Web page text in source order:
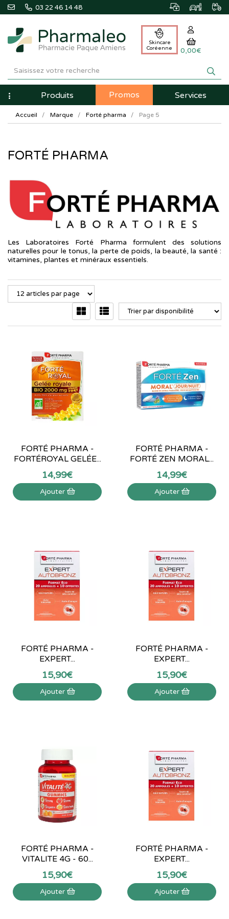
03 22 46 14 48
Pharmaleo
Pharmacie
Paque
Amiens
Skincare
Coréenne
0,00€
NavigationProduits Promos Services
Accueil Marque Forté pharma Page 5
FORTÉ PHARMA
Les Laboratoires Forté Pharma formulent des solutions
naturelles pour le tonus, la perte de poids, la beauté, la santé :
vitamines, plantes et minéraux essentiels.
FORTÉ PHARMA -
FORTÉROYAL GELÉE...
14,99€
Ajouter
FORTÉ PHARMA -
FORTÉ ZEN MORAL...
14,99€
Ajouter
FORTÉ PHARMA -
EXPERT...
15,90€
Ajouter
FORTÉ PHARMA -
EXPERT...
15,90€
Ajouter
FORTÉ PHARMA -
VITALITE 4G - 60...
15,90€
Ajouter
FORTÉ PHARMA -
EXPERT...
15,90€
Ajouter